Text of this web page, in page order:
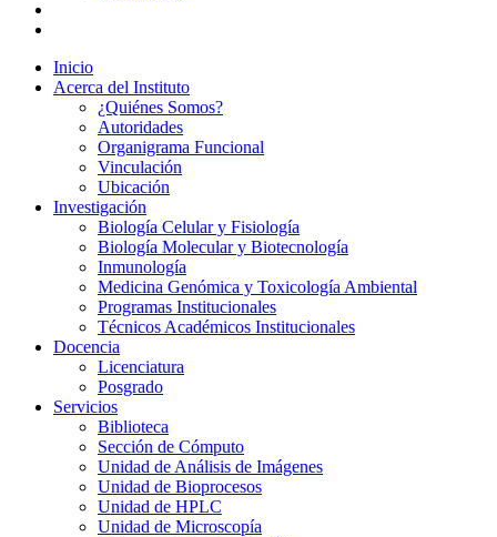
Inicio
Acerca del Instituto
¿Quiénes Somos?
Autoridades
Organigrama Funcional
Vinculación
Ubicación
Investigación
Biología Celular y Fisiología
Biología Molecular y Biotecnología
Inmunología
Medicina Genómica y Toxicología Ambiental
Programas Institucionales
Técnicos Académicos Institucionales
Docencia
Licenciatura
Posgrado
Servicios
Biblioteca
Sección de Cómputo
Unidad de Análisis de Imágenes
Unidad de Bioprocesos
Unidad de HPLC
Unidad de Microscopía